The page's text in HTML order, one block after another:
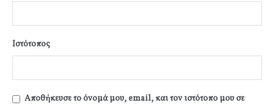
Ιστότοπος
Αποθήκευσε το όνομά μου, email, και τον ιστότοπο μου σε